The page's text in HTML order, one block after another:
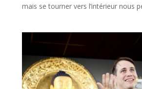
mais se tourner vers l’intérieur nous